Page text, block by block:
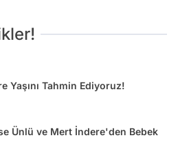
Yaşını Tahmin Ediyoruz!
Ünlü ve Mert İndere'den Bebek